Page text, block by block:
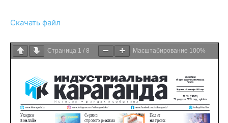
Скачать файл
Страница 1 / 8 Масштабирование 100%